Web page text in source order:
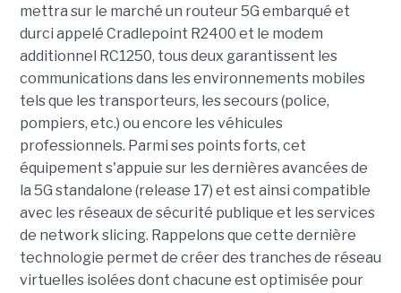
mettra sur le marché un routeur 5G embarqué et
durci appelé Cradlepoint R2400 et le modem
additionnel RC1250, tous deux garantissent les
communications dans les environnements mobiles
tels que les transporteurs, les secours (police,
pompiers, etc.) ou encore les véhicules
professionnels. Parmi ses points forts, cet
équipement s'appuie sur les dernières avancées de
la 5G standalone (release 17) et est ainsi compatible
avec les réseaux de sécurité publique et les services
de network slicing. Rappelons que cette dernière
technologie permet de créer des tranches de réseau
virtuelles isolées dont chacune est optimisée pour